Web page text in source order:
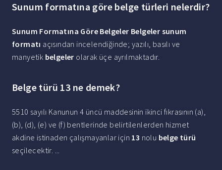
Sunum formatına göre belge türleri nelerdir?
Sunum Formatına Göre Belgeler Belgeler sunum
formatı açısından incelendiğinde; yazılı, basılı ve
manyetik belgeler olarak üçe ayrılmaktadır.
Belge türü 13 ne demek?
5510 sayılı Kanunun 4 üncü maddesinin ikinci fıkrasının (a),
(b), (d), (e) ve (f) bentlerinde belirtilenlerden hizmet
akdine istinaden çalışmayanlar için 13 nolu belge türü
seçilecektir. ...